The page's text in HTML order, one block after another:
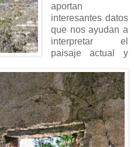
aportan
interesantes datos
que nos ayudan a
interpretar el
paisaje actual y